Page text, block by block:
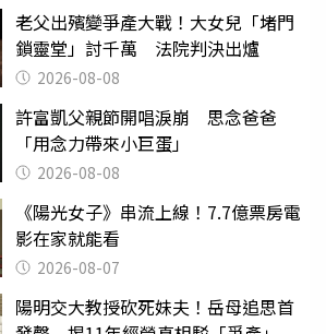
老父出殯變爭產大戰！大女兒「堵門
鎖靈堂」討千萬 法院判決出爐
2026-08-08
許富凱父親節開唱淚崩 思念爸爸
「用念力帶來小巨蛋」
2026-08-08
《陽光女子》串流上線！7.7億票房電
影在家就能看
2026-08-07
陽明交大教授砍死妹夫！岳母追思首